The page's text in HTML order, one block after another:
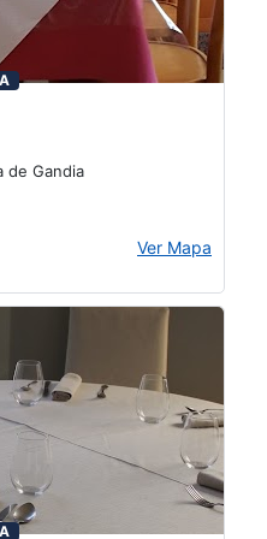
de Gandia
Ver Mapa